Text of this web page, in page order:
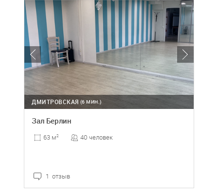
(6 МИН.)
ДМИТРОВСКАЯ
Зал Берлин
63 м2 40 человек
1 отзыв